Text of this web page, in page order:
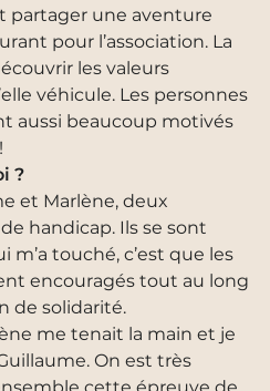
partager une aventure
pour l’association. La
les valeurs
véhicule. Les personnes
aussi beaucoup motivés
?
et Marlène, deux
handicap. Ils se sont
m’a touché, c’est que les
encouragés tout au long
de solidarité.
me tenait la main et je
On est très